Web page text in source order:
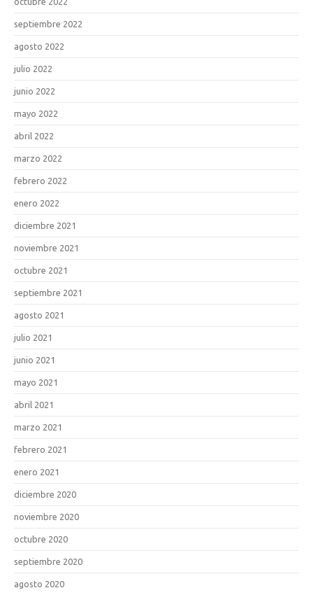
septiembre 2022
agosto 2022
julio 2022
junio 2022
mayo 2022
abril 2022
marzo 2022
febrero 2022
enero 2022
diciembre 2021
noviembre 2021
octubre 2021
septiembre 2021
agosto 2021
julio 2021
junio 2021
mayo 2021
abril 2021
marzo 2021
febrero 2021
enero 2021
diciembre 2020
noviembre 2020
octubre 2020
septiembre 2020
agosto 2020